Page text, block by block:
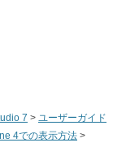
7 > ユーザーガイド
4での表示方法 >